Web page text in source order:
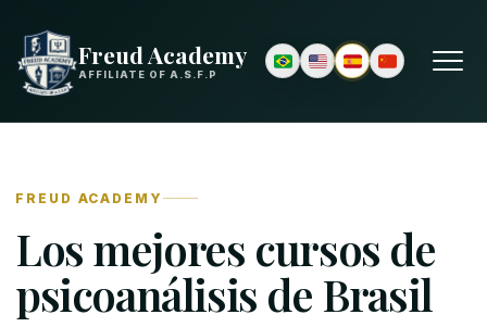
Freud Academy
AFFILIATE OF A.S.F.P
FREUD ACADEMY
Los mejores cursos de
psicoanálisis de Brasil